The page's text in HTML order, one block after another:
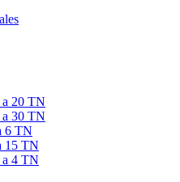
a 20 TN
a 30 TN
6 TN
15 TN
a 4 TN